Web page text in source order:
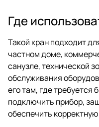
Где
Такой кран подходит
частном доме,
санузле, технической
обслуживания
его там, где требуется
подключить прибор,
обеспечить